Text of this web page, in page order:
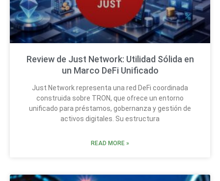
Review de Just Network: Utilidad Sólida en
un Marco DeFi Unificado
Just Network representa una red DeFi coordinada
construida sobre TRON, que ofrece un entorno
unificado para préstamos, gobernanza y gestión de
activos digitales. Su estructura
READ MORE »